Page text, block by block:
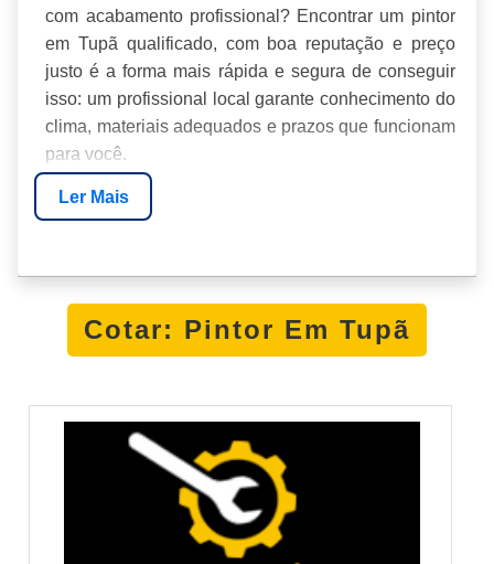
com acabamento profissional? Encontrar um pintor
em Tupã qualificado, com boa reputação e preço
justo é a forma mais rápida e segura de conseguir
isso: um profissional local garante conhecimento do
clima, materiais adequados e prazos que funcionam
para você.
Você vai descobrir como selecionar o pintor certo,
tempo, evitar desperdício e sair com a pintura
impecável.
LOCALIZAÇÃO E
ATENDIMENTO: COMO
ENCONTRAR UM PINTOR EM
TUPÃ PRÓXIMO DE VOCÊ
Procure pintores com critérios práticos: proximidade,
Ler Mais
Cotar: Pintor Em Tupã